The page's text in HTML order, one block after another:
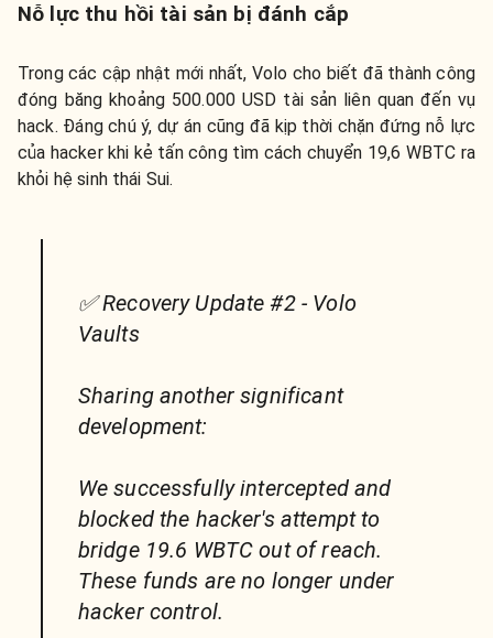
Nỗ lực thu hồi tài sản bị đánh cắp
Trong các cập nhật mới nhất, Volo cho biết đã thành công
đóng băng khoảng 500.000 USD tài sản liên quan đến vụ
hack. Đáng chú ý, dự án cũng đã kịp thời chặn đứng nỗ lực
của hacker khi kẻ tấn công tìm cách chuyển 19,6 WBTC ra
khỏi hệ sinh thái Sui.
✅ Recovery Update #2 - Volo
Vaults
Sharing another significant
development:
We successfully intercepted and
blocked the hacker's attempt to
bridge 19.6 WBTC out of reach.
These funds are no longer under
hacker control.